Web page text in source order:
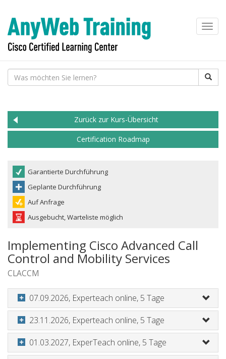
Zurück zur Kurs-Übersicht
Certification Roadmap
Garantierte Durchführung
Geplante Durchführung
Auf Anfrage
Ausgebucht, Warteliste möglich
Implementing Cisco Advanced Call
Control and Mobility Services
CLACCM
07.09.2026, Experteach online, 5 Tage
23.11.2026, Experteach online, 5 Tage
01.03.2027, ExperTeach online, 5 Tage